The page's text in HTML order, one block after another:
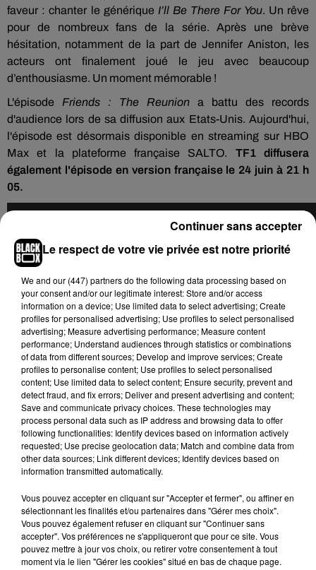
faveur : chanter le générique I’ll Be There For You. Un rêve
pour de nombreux fans de la série. Après une brève
hésitation, notamment de la part de Jennifer Aniston, les
acteurs ont finalement joué le jeu avec beaucoup
d’enthousiasme. Un moment mémorable !
L'épisode Friends : The Reunion a battu des records
d'audience lors de sa diffusion aux Etats-Unis. Aujourd'hui,
l'épisode est désormais disponible en streaming sur HBO
Max et la plateforme française SALTO. TF1 diffusera
également l'épisode en version française le 24 juin à 21 h
05.
Hip-Hop News
7 août 2026
Moha MMZ dévoile « Mikasa », un
nouveau single entre amour et...
Le respect de votre vie privée est notre priorité
We and our (447) partnersdo the following data processing based on
your consent and/or our legitimate interest: Store and/or access
information on a device; Use limited data to select advertising; Create
profiles for personalised advertising; Use profiles to select personalised
advertising; Measure advertising performance; Measure content
performance; Understand audiences through statistics or combinations
of data from different sources; Develop and improve services; Create
profiles to personalise content; Use profiles to select personalised
content; Use limited data to select content; Ensure security, prevent and
detect fraud, and fix errors; Deliver and present advertising and content;
Save and communicate privacy choices. These technologies may
process personal data such as IP address and browsing data to offer
following functionalities: Identify devices based on information actively
requested; Use precise geolocation data; Match and combine data from
other data sources; Link different devices; Identify devices based on
information transmitted automatically.
Vous pouvez accepter en cliquant sur "Accepter et fermer", ou affiner en
sélectionnant les finalités et/ou partenaires dans "Gérer mes choix".
Vous pouvez également refuser en cliquant sur "Continuer sans
accepter". Vos préférences ne s'appliqueront que pour ce site. Vous
pouvez mettre à jour vos choix, ou retirer votre consentement à tout
moment via le lien "Gérer les cookies" situé en bas de chaque page.
Continuer sans accepter